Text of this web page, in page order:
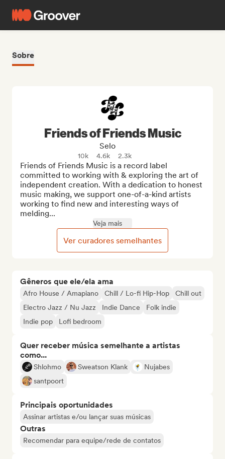
Sobre
Gêneros que ele/ela ama
Afro House / Amapiano Chill / Lo-fi Hip-Hop
Chill out
Electro Jazz / Nu Jazz
Indie Dance
Folk indie
Indie pop
Lofi bedroom
Quer receber música semelhante a artistas
como...
Shlohmo Sweatson Klank
Nujabes
santpoort
Principais oportunidades
Assinar artistas e/ou lançar suas músicas
Outras
Recomendar para equipe/rede de contatos
Friends of Friends Music
Selo
10k 4.6k 2.3k
Friends of Friends Music is a record label
committed to working with & exploring the art of
independent creation. With a dedication to honest
music making, we support one-of-a-kind artists
working to find new and interesting ways of
melding...
Veja mais
Ver curadores semelhantes